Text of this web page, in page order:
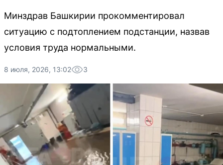
Минздрав Башкирии прокомментировал
ситуацию с подтоплением подстанции, назвав
условия труда нормальными.
8 июля, 2026, 13:02 3